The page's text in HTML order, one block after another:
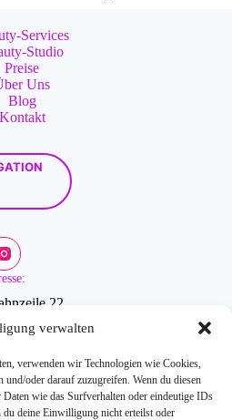
verwalten
verwenden wir Technologien wie Cookies,
und/oder darauf zuzugreifen. Wenn du diesen
wie das Surfverhalten oder eindeutige IDs
du deine Einwilligung nicht erteilst oder
Services
Studio
Preise
Uns
Blog
Kontakt
22